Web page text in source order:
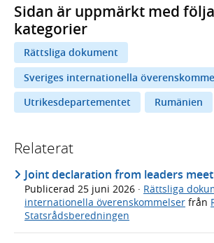
Sidan är uppmärkt med
kategorier
Rättsliga dokument
Sveriges internationella
Utrikesdepartementet
Rumänien
Relaterat
Joint declaration from leaders
Publicerad 25 juni 2026 · Rättsliga
internationella överenskommelser från
Statsrådsberedningen